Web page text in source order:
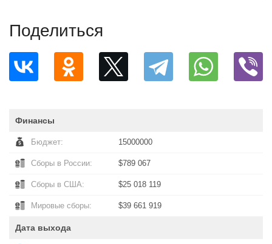
Поделиться
Финансы
Бюджет: 15000000
Сборы в России: $789 067
Сборы в США: $25 018 119
Мировые сборы: $39 661 919
Дата выхода